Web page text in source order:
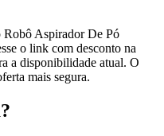
Robô Aspirador De Pó
o link com desconto na
a disponibilidade atual. O
mais segura.